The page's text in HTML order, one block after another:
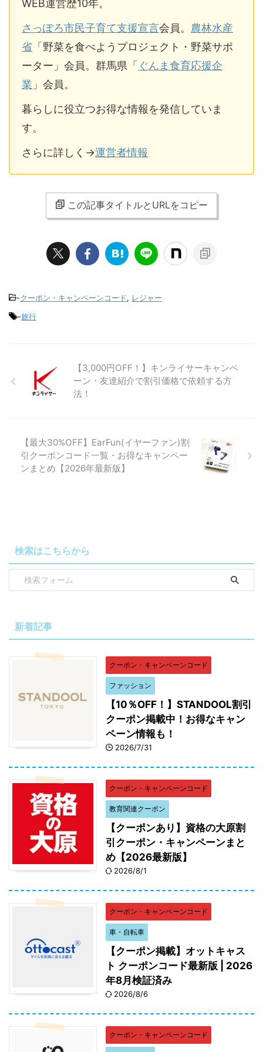
WEB運営歴10年。
さっぽろ市民子育て支援宣言会員。 農林水産
省 「野菜を食べようプロジェクト・野菜サポ
ーター」会員。群馬県「 ぐんま食育応援企
業 」会員。
暮らしに役立つお得な情報を発信していま
す。
さらに詳しく→運営者情報
この記事タイトルとURLをコピー
-クーポン・キャンペーンコード, レジャー
-旅行
【3,000円OFF！】キンライサーキャンペ
ーン・友達紹介で割引価格で依頼する方
法！
【最大30%OFF】EarFun(イヤーファン)割
引クーポンコード一覧・お得なキャンペー
ンまとめ【2026年最新版】
検索はこちらから
新着記事
クーポン・キャンペーンコード
ファッション
【10％OFF！】STANDOOL割引
クーポン掲載中！お得なキャン
ペーン情報も！
2026/7/31
クーポン・キャンペーンコード
教育関連クーポン
【クーポンあり】資格の大原割
引クーポン・キャンペーンまと
め【2026最新版】
2026/8/1
クーポン・キャンペーンコード
車・自転車
【クーポン掲載】オットキャス
ト クーポンコード最新版 | 2026
年8月検証済み
2026/8/6
クーポン・キャンペーンコード